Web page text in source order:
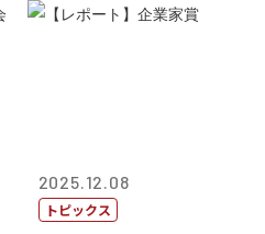
2025.12.08
トピックス